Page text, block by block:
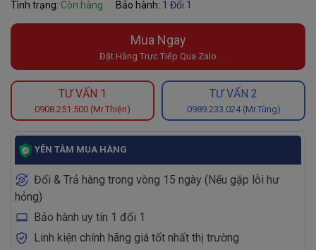
Tình trạng: Còn hàng Bảo hành: 1 Đổi 1
Mua Ngay
Đặt Hàng Trực Tiếp Qua Zalo
TƯ VẤN 1
0908.251.500 (Mr.Thiện)
TƯ VẤN 2
0989.233.024 (Mr.Tùng)
YÊN TÂM MUA HÀNG
Đổi & Trả hàng trong vòng 15 ngày (Nếu gặp lỗi hư
hỏng)
Bảo hành uy tín 1 đổi 1
Linh kiện chính hãng giá tốt nhất thị trường